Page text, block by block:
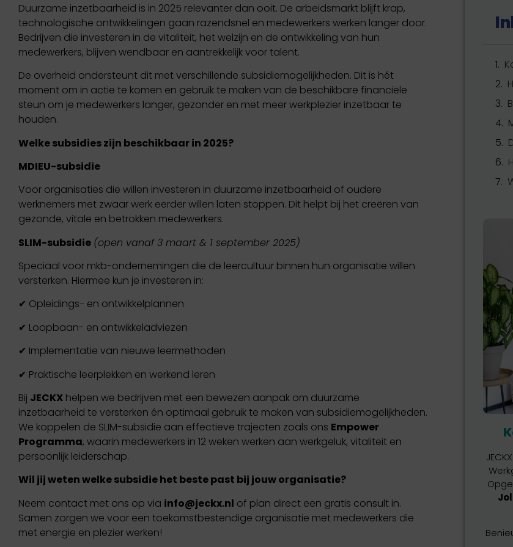
Duurzame inzetbaarheid is in 2025 relevanter dan ooit. De arbeidsmarkt blijft krap,
technologische ontwikkelingen gaan razendsnel en medewerkers werken langer door.
Bedrijven die investeren in de vitaliteit, het welzijn en de ontwikkeling van hun
medewerkers, blijven wendbaar en aantrekkelijk voor talent.
De overheid ondersteunt dit met verschillende subsidiemogelijkheden. Dit is hét
moment om in actie te komen en gebruik te maken van de beschikbare financiële
steun om je medewerkers langer, gezonder en met meer werkplezier inzetbaar te
houden.
Welke subsidies zijn beschikbaar in 2025?
MDIEU-subsidie
Voor organisaties die willen investeren in duurzame inzetbaarheid of oudere
werknemers met zwaar werk eerder willen laten stoppen. Dit helpt bij het creëren van
gezonde, vitale en betrokken medewerkers.
SLIM-subsidie (open vanaf 3 maart & 1 september 2025)
Speciaal voor mkb-ondernemingen die de leercultuur binnen hun organisatie willen
versterken. Hiermee kun je investeren in:
✔ Opleidings- en ontwikkelplannen
✔ Loopbaan- en ontwikkeladviezen
✔ Implementatie van nieuwe leermethoden
✔ Praktische leerplekken en werkend leren
Bij JECKX helpen we bedrijven met een bewezen aanpak om duurzame
inzetbaarheid te versterken én optimaal gebruik te maken van subsidiemogelijkheden.
We koppelen de SLIM-subsidie aan effectieve trajecten zoals ons Empower
Programma, waarin medewerkers in 12 weken werken aan werkgeluk, vitaliteit en
persoonlijk leiderschap.
Wil jij weten welke subsidie het beste past bij jouw organisatie?
Neem contact met ons op via info@jeckx.nl of plan direct een gratis consult in.
Samen zorgen we voor een toekomstbestendige organisatie met medewerkers die
met energie en plezier werken!